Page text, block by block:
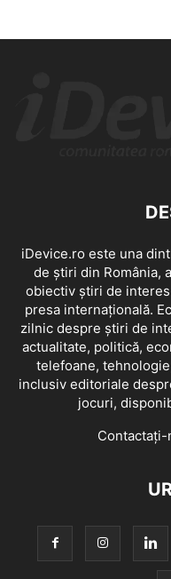
iDevice.ro este una
de știri din România,
obiectiv știri de
presa internațională.
zilnic despre știri de
actualitate, politică,
telefoane,
inclusiv editoriale
jocuri,
Contactați-